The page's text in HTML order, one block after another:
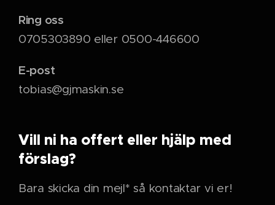
Ring oss
0705303890 eller 0500-446600
E-post
tobias@gjmaskin.se
Vill ni ha offert eller hjälp med
förslag?
Bara skicka din mejl* så kontaktar vi er!